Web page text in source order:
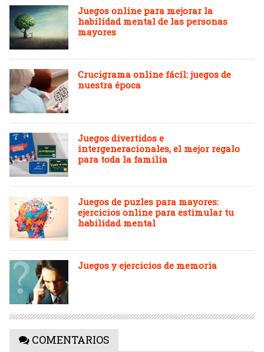
Juegos online para mejorar la
habilidad mental de las personas
mayores
Crucigrama online fácil: juegos de
nuestra época
Juegos divertidos e
intergeneracionales, el mejor regalo
para toda la familia
Juegos de puzles para mayores:
ejercicios online para estimular tu
habilidad mental
Juegos y ejercicios de memoria
COMENTARIOS